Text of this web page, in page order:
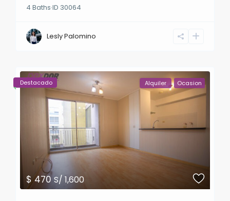
4 Baths·ID 30064
Lesly Palomino
$ 470S/ 1,600
Alquiler Ocasion
Destacado